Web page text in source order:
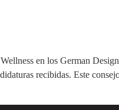
en los German
recibidas. Este